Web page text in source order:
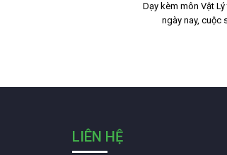
Dạy kèm môn Vật
ngày nay, cuộc
LIÊN HỆ